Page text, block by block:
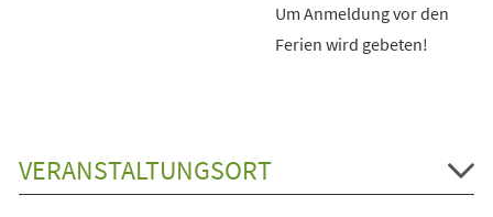
Um Anmeldung vor den
Ferien wird gebeten!
VERANSTALTUNGSORT